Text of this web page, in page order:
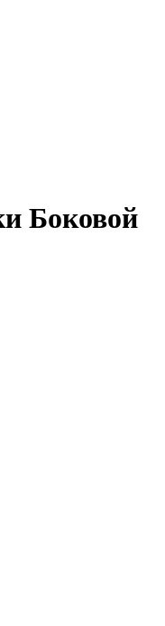
Боковой